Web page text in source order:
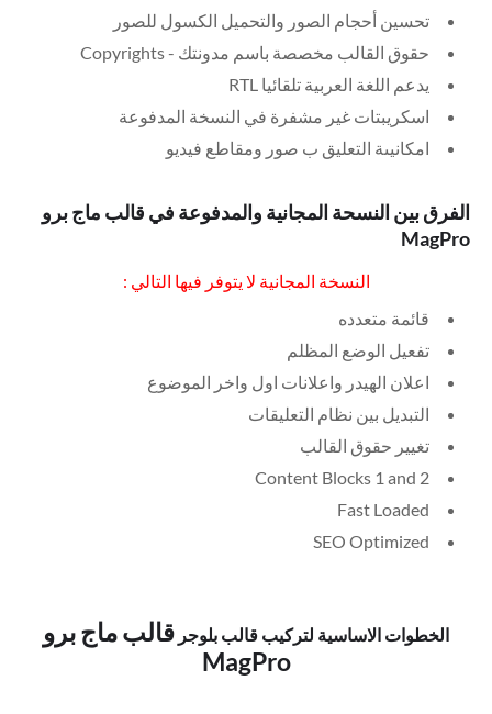
تحسين أحجام الصور والتحميل الكسول للصور
حقوق القالب مخصصة باسم مدونتك - Copyrights
يدعم اللغة العربية تلقائيا RTL
اسكريبتات غير مشفرة في النسخة المدفوعة
امكانيىة التعليق ب صور ومقاطع فيديو
الفرق بين النسحة المجانية والمدفوعة في قالب ماج برو
MagPro
النسخة المجانية لا يتوفر فيها التالي :
قائمة متعدده
تفعيل الوضع المظلم
اعلان الهيدر واعلانات اول واخر الموضوع
التبديل بين نظام التعليقات
تغيير حقوق القالب
Content Blocks 1 and 2
Fast Loaded
SEO Optimized
الخطوات الاساسية لتركيب قالب بلوجر قالب ماج برو
MagPro